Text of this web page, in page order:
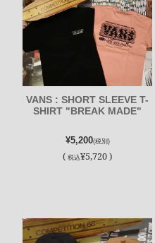
VANS : SHORT SLEEVE T-
SHIRT "BREAK MADE"
¥5,200(税別)
(税込¥5,720 )